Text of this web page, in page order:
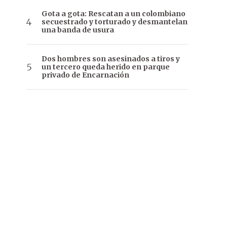
Gota a gota: Rescatan a un colombiano
secuestrado y torturado y desmantelan
una banda de usura
Dos hombres son asesinados a tiros y
un tercero queda herido en parque
privado de Encarnación